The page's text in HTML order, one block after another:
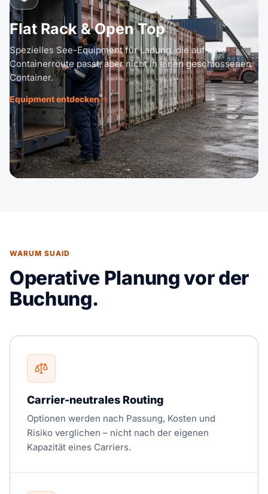
Flat Rack & Open Top
Spezielles See-Equipment für Ladung, die auf eine
Containerroute passt, aber nicht in einen geschlossenen
Container.
Equipment entdecken
WARUM SUAID
Operative Planung vor der
Buchung.
Carrier-neutrales Routing
Optionen werden nach Passung, Kosten und
Risiko verglichen – nicht nach der eigenen
Kapazität eines Carriers.